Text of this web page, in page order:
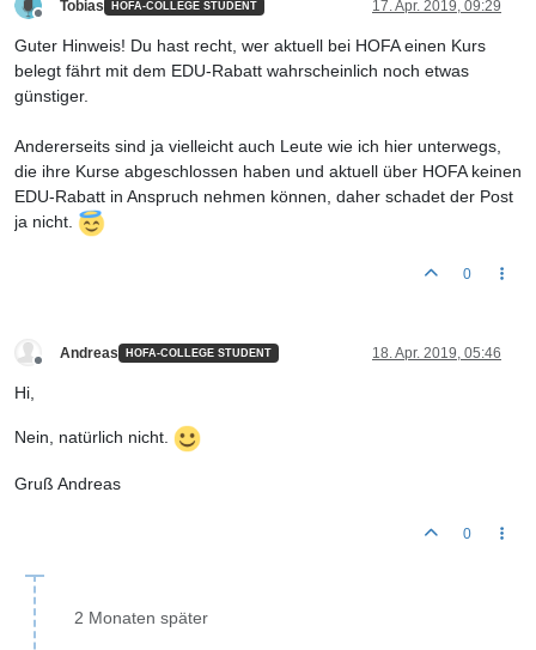
Offline
Tobias HOFA-COLLEGE STUDENT 17. Apr. 2019, 09:29
Guter Hinweis! Du hast recht, wer aktuell bei HOFA einen Kurs
belegt fährt mit dem EDU-Rabatt wahrscheinlich noch etwas
günstiger.
Andererseits sind ja vielleicht auch Leute wie ich hier unterwegs,
die ihre Kurse abgeschlossen haben und aktuell über HOFA keinen
EDU-Rabatt in Anspruch nehmen können, daher schadet der Post
ja nicht.
0
Offline
Andreas HOFA-COLLEGE STUDENT 18. Apr. 2019, 05:46
Hi,
Nein, natürlich nicht.
Gruß Andreas
0
2 Monaten später